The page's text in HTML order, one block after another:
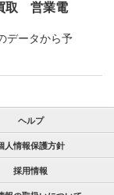
取 営業電
データから予
ヘルプ
人情報保護方針
採用情報